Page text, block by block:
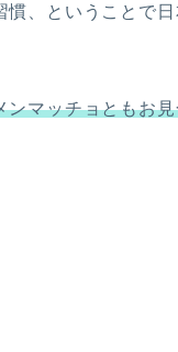
慣、ということで
ンマッチョともお